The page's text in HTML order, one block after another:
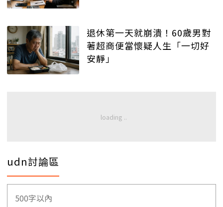
退休第一天就崩潰！60歲男對
著超商便當懷疑人生「一切好
安靜」
udn討論區